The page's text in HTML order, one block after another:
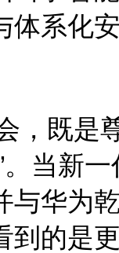
体系化
既是尊
。当新
与华为
到的是